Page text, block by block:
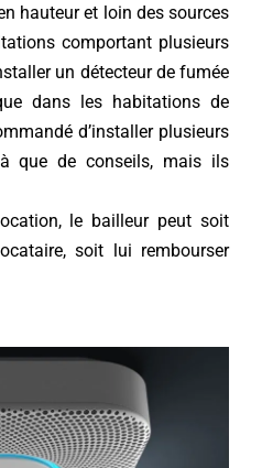
hauteur et loin des sources
comportant plusieurs
un détecteur de fumée
dans les habitations de
d’installer plusieurs
que de conseils, mais ils
le bailleur peut soit
soit lui rembourser